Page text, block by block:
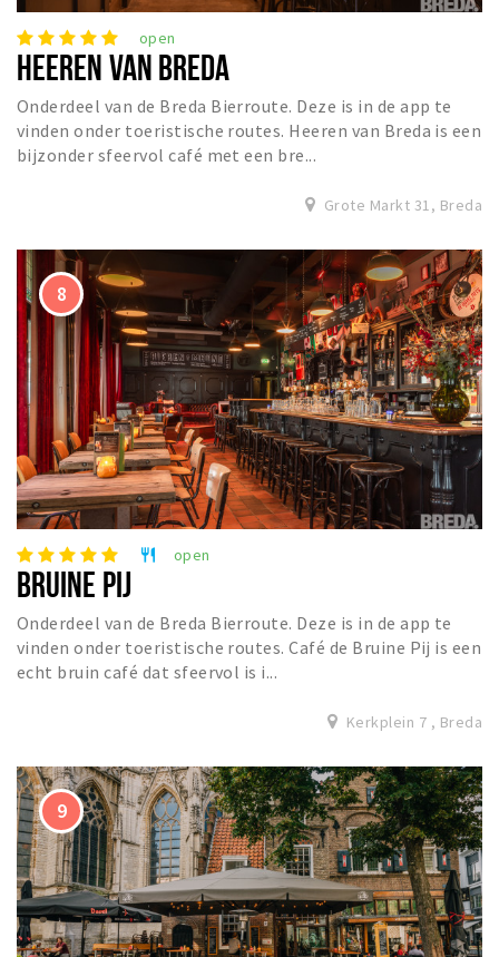
open
HEEREN VAN BREDA
Onderdeel van de Breda Bierroute. Deze is in de app te
vinden onder toeristische routes. Heeren van Breda is een
bijzonder sfeervol café met een bre...
Grote Markt 31, Breda
restaurant open
BRUINE PIJ
Onderdeel van de Breda Bierroute. Deze is in de app te
vinden onder toeristische routes. Café de Bruine Pij is een
echt bruin café dat sfeervol is i...
Kerkplein 7 , Breda